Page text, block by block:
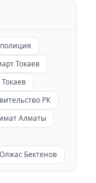
полиция
Токаев
РК
Алматы
Олжас Бектенов